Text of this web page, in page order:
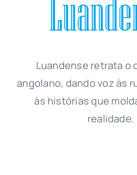
Luandense retrata o
angolano, dando voz às
às histórias que
realidade.